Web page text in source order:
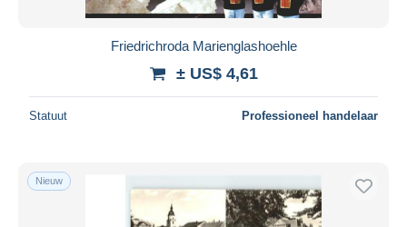
Friedrichroda Marienglashoehle
± US$ 4,61
Statuut Professioneel handelaar
Nieuw